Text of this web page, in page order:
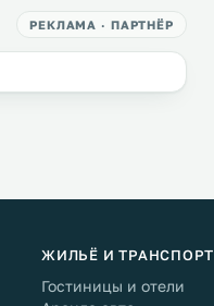
РЕКЛАМА · ПАРТНЁР
ЖИЛЬЁ И ТРАНСПОРТ
Гостиницы и отели